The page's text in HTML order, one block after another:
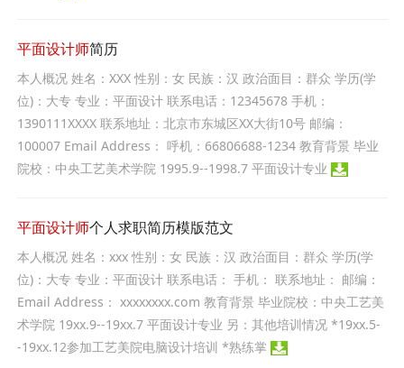
平面设计师简历
本人概况 姓名：XXX 性别：女 民族：汉 政治面目：群众 学历(学
位)：大专 专业：平面设计 联系电话：12345678 手机：
1390111XXXX 联系地址：北京市东城区XX大街10号 邮编：
100007 Email Address： 呼机：66806688-1234 教育背景 毕业
院校：中央工艺美术学院 1995.9--1998.7 平面设计专业
平面设计师个人求职简历模版范文
本人概况 姓名：xxx 性别：女 民族：汉 政治面目：群众 学历(学
位)：大专 专业：平面设计 联系电话： 手机： 联系地址： 邮编：
Email Address： xxxxxxxx.com 教育背景 毕业院校：中央工艺美
术学院 19xx.9--19xx.7 平面设计专业 另：其他培训情况 *19xx.5-
-19xx.12参加工艺美院电脑设计培训 *熟练掌